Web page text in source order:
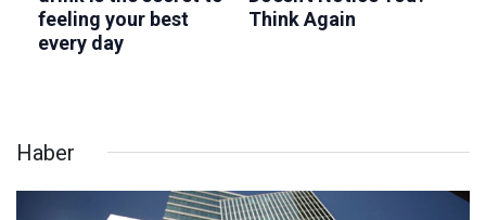
Haber